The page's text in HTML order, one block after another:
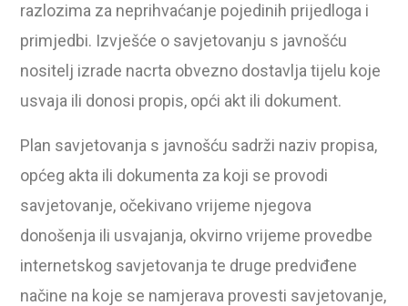
razlozima za neprihvaćanje pojedinih prijedloga i
primjedbi. Izvješće o savjetovanju s javnošću
nositelj izrade nacrta obvezno dostavlja tijelu koje
usvaja ili donosi propis, opći akt ili dokument.
Plan savjetovanja s javnošću sadrži naziv propisa,
općeg akta ili dokumenta za koji se provodi
savjetovanje, očekivano vrijeme njegova
donošenja ili usvajanja, okvirno vrijeme provedbe
internetskog savjetovanja te druge predviđene
načine na koje se namjerava provesti savjetovanje,